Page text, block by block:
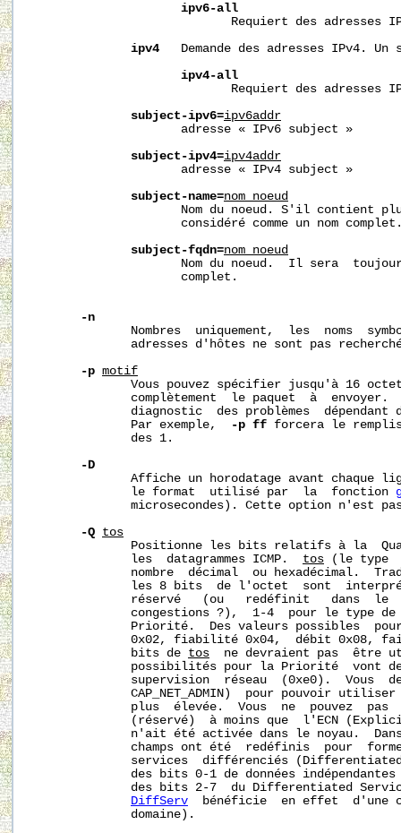
ipv6-all
Requiert des adresses
ipv4
Demande des adresses IPv4. Un
ipv4-all
Requiert des adresses
subject-ipv6=ipv6addr
                     adresse « IPv6 subject »
subject-ipv4=ipv4addr
                     adresse « IPv4 subject »
subject-name=nom_noeud
Nom du noeud. S'il contient
considéré comme un nom
subject-fqdn=nom_noeud
Nom du noeud.  Il sera
                     complet.
-n
Nombres  uniquement,  les  noms
adresses d'hôtes ne sont pas
-p motif
Vous pouvez spécifier jusqu'à 16
complètement  le paquet  à  envoyer.
diagnostic  des problèmes  dépendant
              Par exemple,
-p ff forcera le
              des 1.
-D
Affiche un horodatage avant chaque
              le format  utilisé par  la  fonction
microsecondes). Cette option n'est
-Q tos
Positionne les bits relatifs à la
              les  datagrammes ICMP.
tos (le type
nombre  décimal  ou hexadécimal.
les 8 bits  de l'octet  sont
réservé   (ou   redéfinit   dans  le
congestions ?),  1-4  pour le type
Priorité.  Des valeurs possibles
0x02, fiabilité 0x04,  débit 0x08,
              bits de
tos
ne devraient pas  être
possibilités pour la Priorité  vont
supervision  réseau  (0xe0).  Vous
CAP_NET_ADMIN)  pour pouvoir
plus  élevée.  Vous  ne  pouvez  pas
(réservé)  à moins que  l'ECN
n'ait été activée dans le noyau.
champs ont été  redéfinis  pour
services  différenciés
des bits 0-1 de données
des bits 2-7  du Differentiated
DiffServ
bénéficie  en effet  d'une
              domaine).